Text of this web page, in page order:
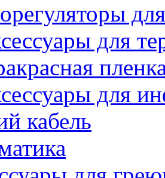
для
для
кабель